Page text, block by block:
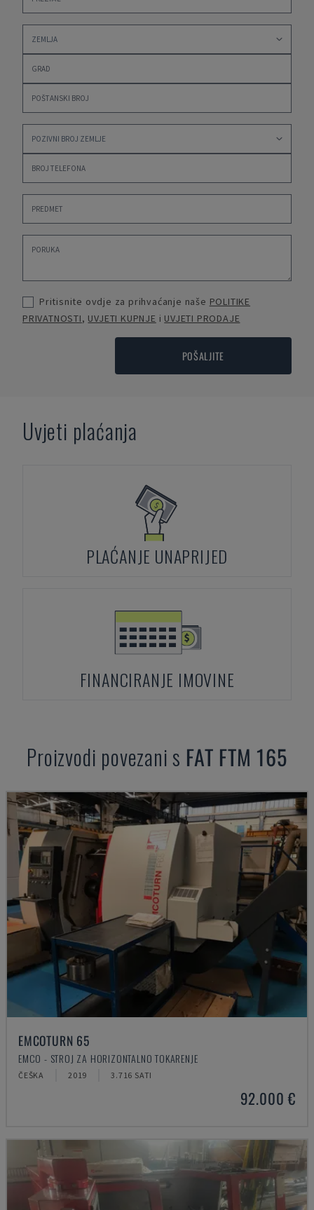
Pritisnite ovdje za prihvaćanje naše POLITIKE
PRIVATNOSTI, UVJETI KUPNJE i UVJETI PRODAJE
POŠALJITE
Uvjeti plaćanja
PLAĆANJE UNAPRIJED
FINANCIRANJE IMOVINE
Proizvodi povezani s FAT FTM 165
EMCOTURN 65
EMCO - STROJ ZA HORIZONTALNO TOKARENJE
ČEŠKA 2019 3.716 SATI
92.000 €